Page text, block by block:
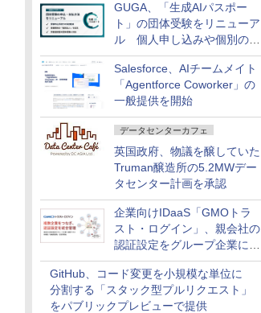
GUGA、「生成AIパスポー
ト」の団体受験をリニューア
ル 個人申し込みや個別の支
払いなどに対応
Salesforce、AIチームメイト
「Agentforce Coworker」の
一般提供を開始
データセンターカフェ
英国政府、物議を醸していた
Truman醸造所の5.2MWデー
タセンター計画を承認
企業向けIDaaS「GMOトラ
スト・ログイン」、親会社の
認証設定をグループ企業に展
開できる新機能を提供
GitHub、コード変更を小規模な単位に
分割する「スタック型プルリクエスト」
をパブリックプレビューで提供